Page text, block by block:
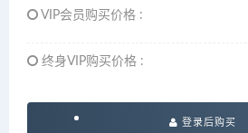
VIP会员购买价格 :
终身VIP购买价格 :
登录后购买